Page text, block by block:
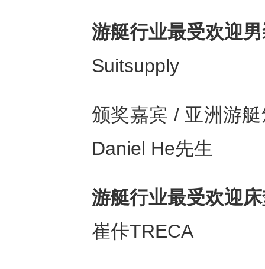
游艇行业最受欢迎
Suitsupply
颁奖嘉宾 / 亚洲游
Daniel He先生
游艇⾏业最受欢迎
崔佧TRECA